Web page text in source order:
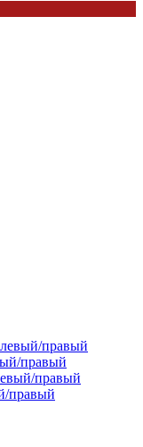
правый
правый
правый
правый